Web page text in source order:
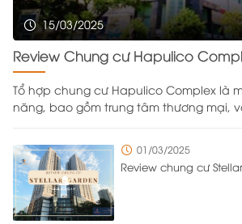
15/03/2025
Review Chung cư Hapulico
Tổ hợp chung cư Hapulico Complex là
năng, bao gồm trung tâm thương mại,
chủ đầu tư. Nằm ở vị trí đắc địa với bốn
tuyến đường Nguyễn Huy Tưởng, Lê Văn
Phụng và Ngụy Như Kon Tum, dự án
ra vào từ nhiều hướng khác nhau để
01/03/2025
Review chung cư